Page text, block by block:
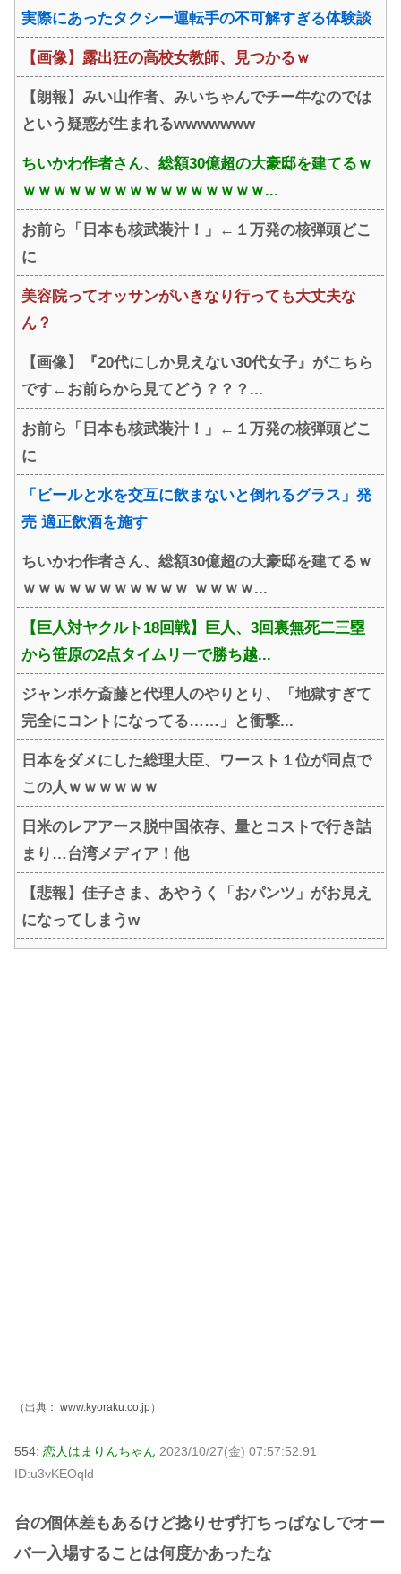
実際にあったタクシー運転手の不可解すぎる体験談
【画像】露出狂の高校女教師、見つかるｗ
【朗報】みい山作者、みいちゃんでチー牛なのでは
という疑惑が生まれるwwwwwww
ちいかわ作者さん、総額30億超の大豪邸を建てるｗ
ｗｗｗｗｗｗｗｗｗｗｗｗｗｗｗｗ...
お前ら「日本も核武装汁！」←１万発の核弾頭どこ
に
美容院ってオッサンがいきなり行っても大丈夫な
ん？
【画像】『20代にしか見えない30代女子』がこちら
です←お前らから見てどう？？？...
お前ら「日本も核武装汁！」←１万発の核弾頭どこ
に
「ビールと水を交互に飲まないと倒れるグラス」発
売 適正飲酒を施す
ちいかわ作者さん、総額30億超の大豪邸を建てるｗ
ｗｗｗｗｗｗｗｗｗｗｗ ｗｗｗｗ...
【巨人対ヤクルト18回戦】巨人、3回裏無死二三塁
から笹原の2点タイムリーで勝ち越...
ジャンポケ斎藤と代理人のやりとり、「地獄すぎて
完全にコントになってる……」と衝撃...
日本をダメにした総理大臣、ワースト１位が同点で
この人ｗｗｗｗｗｗ
日米のレアアース脱中国依存、量とコストで行き詰
まり…台湾メディア！他
【悲報】佳子さま、あやうく「おパンツ」がお見え
になってしまうw
（出典： www.kyoraku.co.jp）
554: 恋人はまりんちゃん 2023/10/27(金) 07:57:52.91
ID:u3vKEOqld
台の個体差もあるけど捻りせず打ちっぱなしでオー
バー入場することは何度かあったな